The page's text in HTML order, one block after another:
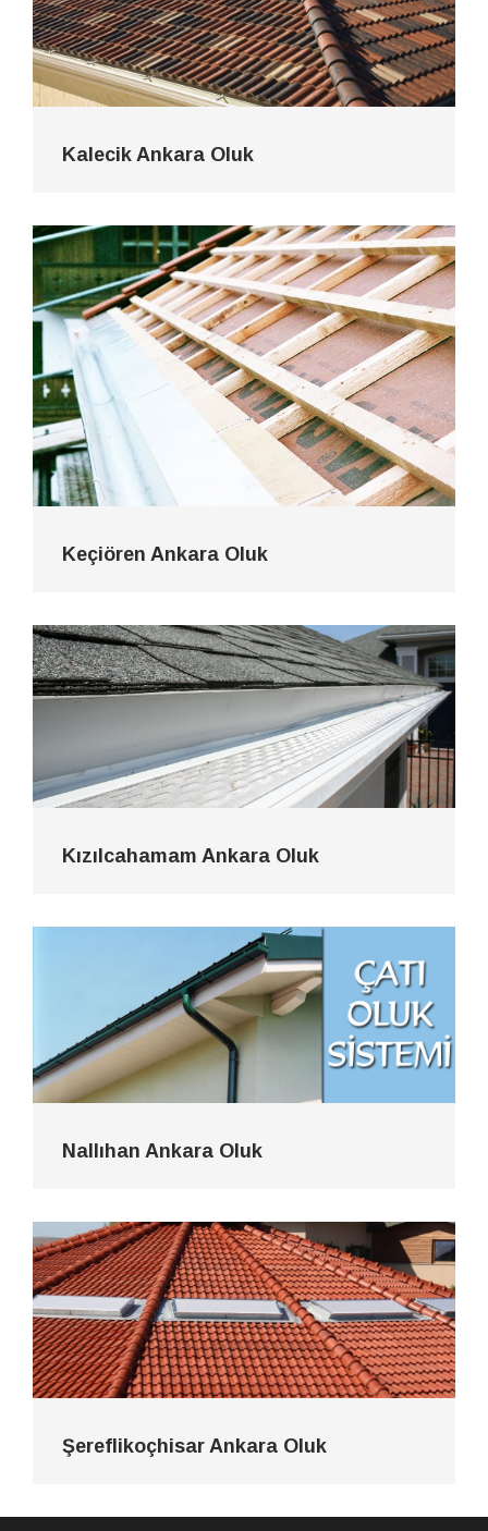
Kalecik Ankara Oluk
Keçiören Ankara Oluk
Kızılcahamam Ankara Oluk
Nallıhan Ankara Oluk
Şereflikoçhisar Ankara Oluk